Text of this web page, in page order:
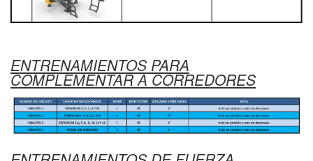
ENTRENAMIENTOS PARA
COMPLEMENTAR A CORREDORES